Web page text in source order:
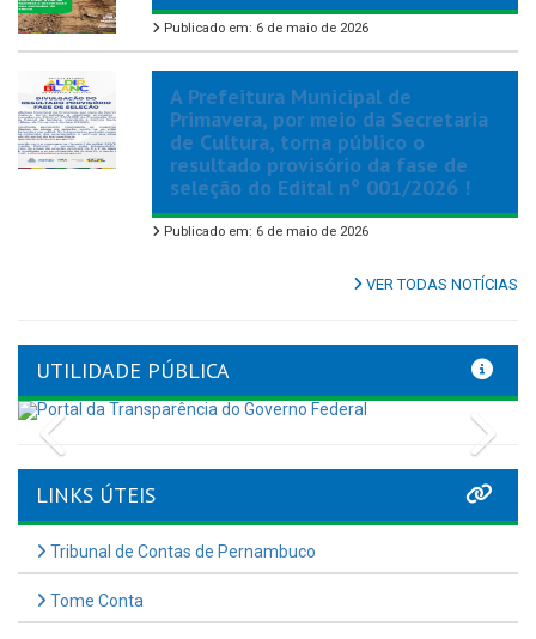
Publicado em: 6 de maio de 2026
A Prefeitura Municipal de
Primavera, por meio da Secretaria
de Cultura, torna público o
resultado provisório da fase de
seleção do Edital nº 001/2026 !
Publicado em: 6 de maio de 2026
VER TODAS NOTÍCIAS
UTILIDADE PÚBLICA
Previous
LINKS ÚTEIS
Tribunal de Contas de Pernambuco
Tome Conta